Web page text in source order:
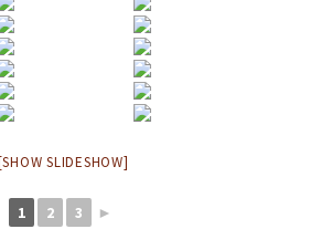
SLIDESHOW]
1 2 3 ►